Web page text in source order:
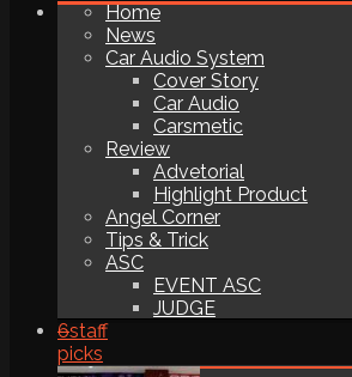
Home
News
Car Audio System
Cover Story
Car Audio
Carsmetic
Review
Advetorial
Highlight Product
Angel Corner
Tips & Trick
ASC
EVENT ASC
JUDGE
6staff
picks